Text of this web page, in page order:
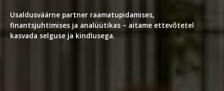
Usaldusväärne partner raamatupidamises,
finantsjuhtimises ja analüütikas – aitame ettevõtetel
kasvada selguse ja kindlusega.